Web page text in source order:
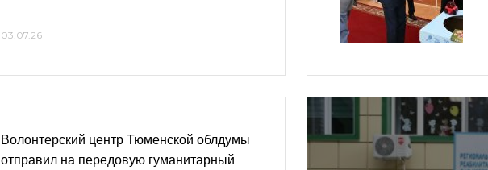
03.07.26
Волонтерский центр Тюменской облдумы
отправил на передовую гуманитарный